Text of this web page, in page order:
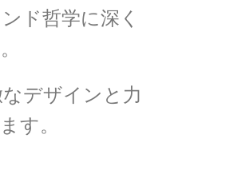
ド哲学に深く
デザインと力
す。